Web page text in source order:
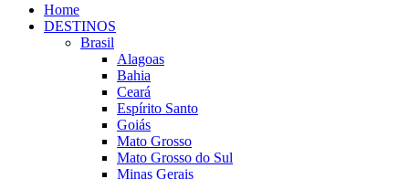
Home
DESTINOS
Brasil
Alagoas
Bahia
Ceará
Espírito Santo
Goiás
Mato Grosso
Mato Grosso do Sul
Minas Gerais